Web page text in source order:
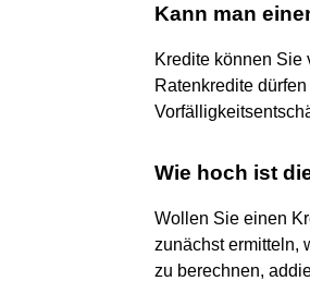
Kann man
Kredite können Sie
Ratenkredite
Wie hoch ist
Wollen Sie einen
zunächst ermitteln,
zu berechnen,